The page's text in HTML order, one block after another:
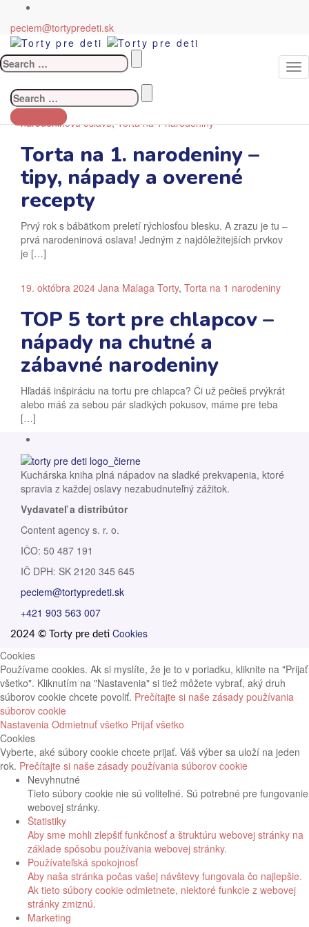
peciem@tortypredeti.sk
Search
for:
Search
for:
Kúpiť knihu
Currently browsing: Torta
na 1 narodeniny
Torta na 1 narodeniny
23. novembra 2024Jana Malaga
narodeninovú oslavu,Torta na 1 narodeniny
Torta na 1. narodeniny –
tipy, nápady a overené
recepty
Prvý rok s bábätkom preletí rýchlosťou blesku. A zrazu je tu –
prvá narodeninová oslava! Jedným z najdôležitejších prvkov
je […]
19. októbra 2024 Jana Malaga Torty, Torta na 1 narodeniny
TOP 5 tort pre chlapcov –
nápady na chutné a
zábavné narodeniny
Hľadáš inšpiráciu na tortu pre chlapca? Či už pečieš prvýkrát
alebo máš za sebou pár sladkých pokusov, máme pre teba
[…]
Kuchárska kniha plná nápadov na sladké prekvapenia, ktoré
spravia z každej oslavy nezabudnuteľný zážitok.
Vydavateľ a distribútor
Content agency s. r. o.
IČO: 50 487 191
IČ DPH: SK 2120 345 645
peciem@tortypredeti.sk
+421 903 563 007
2024 © Torty pre deti Cookies
Cookies
Používame cookies. Ak si myslíte, že je to v poriadku, kliknite na "Prijať
všetko". Kliknutím na "Nastavenia" si tiež môžete vybrať, aký druh
súborov cookie chcete povoliť. Prečítajte si naše zásady používania
súborov cookie
Nastavenia Odmietnuť všetko Prijať všetko
Cookies
Vyberte, aké súbory cookie chcete prijať. Váš výber sa uloží na jeden
rok. Prečítajte si naše zásady používania súborov cookie
Nevyhnutné
Tieto súbory cookie nie sú voliteľné. Sú potrebné pre fungovanie
webovej stránky.
Štatistiky
Aby sme mohli zlepšiť funkčnosť a štruktúru webovej stránky na
základe spôsobu používania webovej stránky.
Používateľská spokojnosť
Aby naša stránka počas vašej návštevy fungovala čo najlepšie.
Ak tieto súbory cookie odmietnete, niektoré funkcie z webovej
stránky zmiznú.
Marketing